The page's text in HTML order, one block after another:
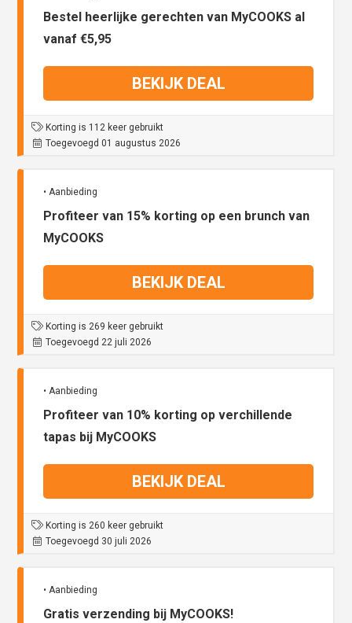
Bestel heerlijke gerechten van MyCOOKS al
vanaf €5,95
BEKIJK DEAL
Korting is 112 keer gebruikt
Toegevoegd 01 augustus 2026
• Aanbieding
Profiteer van 15% korting op een brunch van
MyCOOKS
BEKIJK DEAL
Korting is 269 keer gebruikt
Toegevoegd 22 juli 2026
• Aanbieding
Profiteer van 10% korting op verchillende
tapas bij MyCOOKS
BEKIJK DEAL
Korting is 260 keer gebruikt
Toegevoegd 30 juli 2026
• Aanbieding
Gratis verzending bij MyCOOKS!